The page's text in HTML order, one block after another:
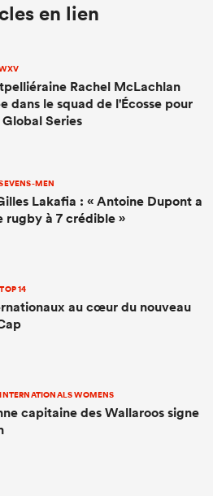
en lien
Rachel McLachlan
dans le squad de l'Écosse pour
Series
MEN
Lakafia : « Antoine Dupont a
rugby à 7 crédible »
TOP 14
au cœur du nouveau
INTERNATIONALS WOMENS
capitaine des Wallaroos signe